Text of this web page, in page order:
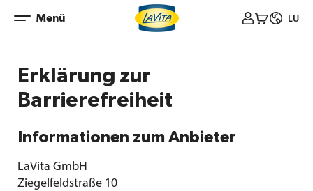
Inhalt
Menü  LU
Erklärung zur
Barrierefreiheit
Informationen zum Anbieter
​​LaVita GmbH​
​Ziegelfeldstraße 10​